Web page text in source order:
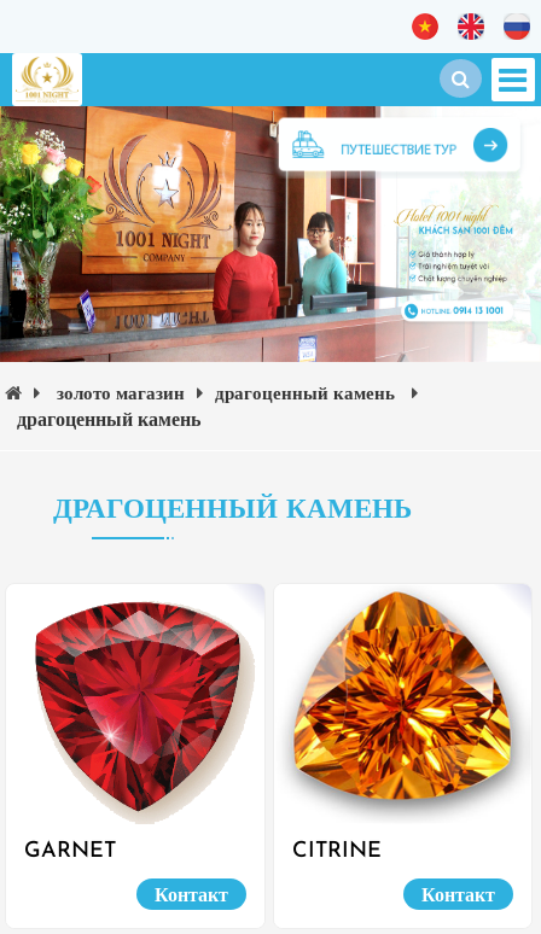
золото магазин драгоценный камень
драгоценный камень
ДРАГОЦЕННЫЙ КАМЕНЬ
GARNET
Контакт
CITRINE
Контакт